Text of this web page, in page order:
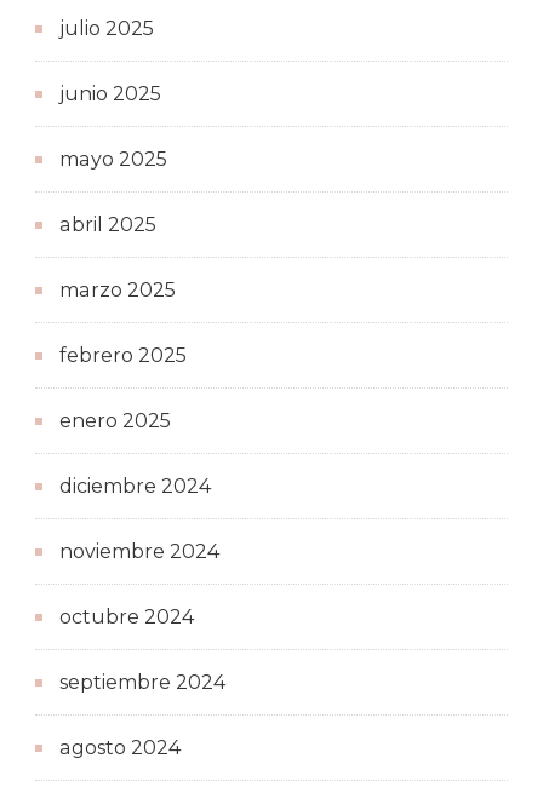
julio 2025
junio 2025
mayo 2025
abril 2025
marzo 2025
febrero 2025
enero 2025
diciembre 2024
noviembre 2024
octubre 2024
septiembre 2024
agosto 2024